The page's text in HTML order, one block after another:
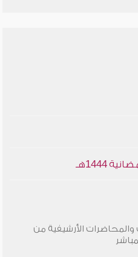
والمحاضرات الأرشيفية من